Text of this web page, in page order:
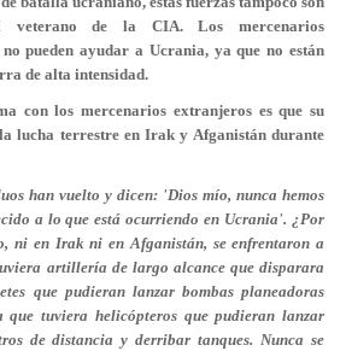
veterano de la CIA. Los mercenarios
pueden ayudar a Ucrania, ya que no están
de alta intensidad.
con los mercenarios extranjeros es que su
lucha terrestre en Irak y Afganistán durante
han vuelto y dicen: 'Dios mío, nunca hemos
a lo que está ocurriendo en Ucrania'. ¿Por
ni en Irak ni en Afganistán, se enfrentaron a
artillería de largo alcance que disparara
que pudieran lanzar bombas planeadoras
que tuviera helicópteros que pudieran lanzar
de distancia y derribar tanques. Nunca se